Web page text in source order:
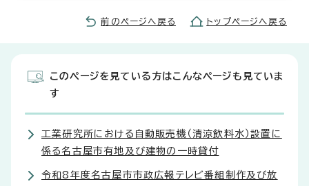
前のページへ戻る トップページへ戻る
このページを見ている方はこんなページも見ていま
す
工業研究所における自動販売機（清涼飲料水）設置に
係る名古屋市有地及び建物の一時貸付
令和8年度名古屋市市政広報テレビ番組制作及び放